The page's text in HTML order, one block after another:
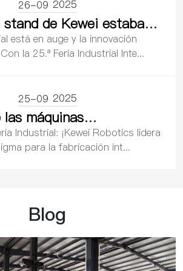
26-09 2025
stand de Kewei estaba
análisis profundo de
avances tecnológicos
está en auge y la innovación
la 25.ª Feria Industrial Inte...
25-09 2025
máquinas
El debut de Kewei en
revela la
Industrial: ¡Kewei Robotics lidera
para la fabricación int...
Blog